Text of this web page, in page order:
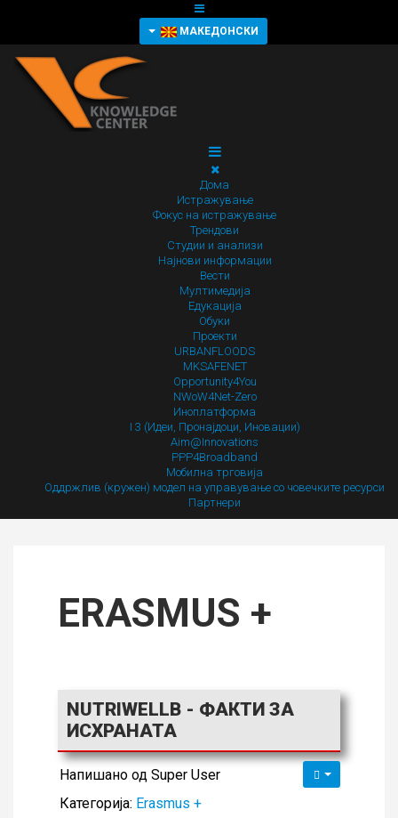
МАКЕДОНСКИ
Дома
Истражување
Фокус на истражување
Трендови
Студии и анализи
Најнови информации
Вести
Мултимедија
Едукација
Обуки
Проекти
URBANFLOODS
MKSAFENET
Opportunity4You
NWoW4Net-Zero
Иноплатформа
I 3 (Идеи, Пронајдоци, Иновации)
Aim@Innovations
PPP4Broadband
Мобилна трговија
Оддржлив (кружен) модел на управување со човечките ресурси
Партнери
ERASMUS +
NUTRIWELLB - ФАКТИ ЗА
ИСХРАНАТА
Напишано од Super User
Категорија: Erasmus +